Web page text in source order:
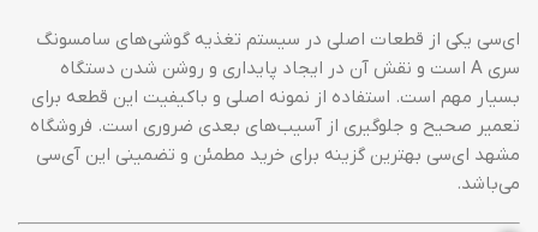
ای‌سی یکی از قطعات اصلی در سیستم تغذیه گوشی‌های سامسونگ
سری A است و نقش آن در ایجاد پایداری و روشن شدن دستگاه
بسیار مهم است. استفاده از نمونه اصلی و باکیفیت این قطعه برای
تعمیر صحیح و جلوگیری از آسیب‌های بعدی ضروری است. فروشگاه
مشهد ای‌سی بهترین گزینه برای خرید مطمئن و تضمینی این آی‌سی
می‌باشد.